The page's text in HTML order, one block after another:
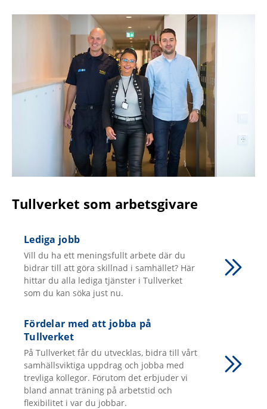
Tullverket som arbetsgivare
Lediga jobb
Vill du ha ett meningsfullt arbete där du
bidrar till att göra skillnad i samhället? Här
hittar du alla lediga tjänster i Tullverket
som du kan söka just nu.
Fördelar med att jobba på
Tullverket
På Tullverket får du utvecklas, bidra till vårt
samhällsviktiga uppdrag och jobba med
trevliga kollegor. Förutom det erbjuder vi
bland annat träning på arbetstid och
flexibilitet i var du jobbar.